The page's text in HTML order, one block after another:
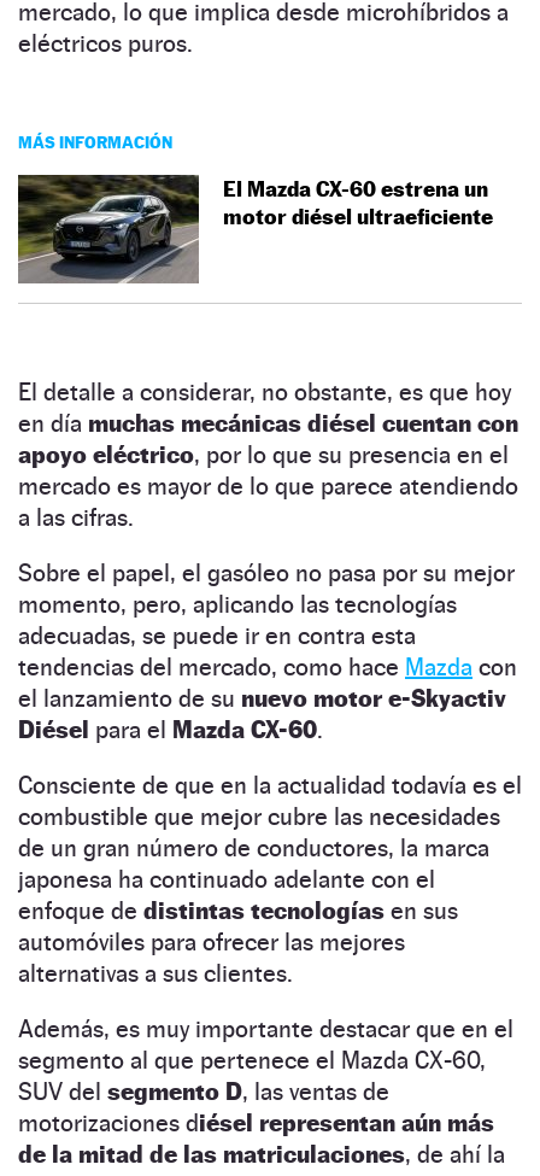
mercado, lo que implica desde microhíbridos a
eléctricos puros.
MÁS INFORMACIÓN
El Mazda CX-60 estrena un
motor diésel ultraeficiente
El detalle a considerar, no obstante, es que hoy
en día muchas mecánicas diésel cuentan con
apoyo eléctrico, por lo que su presencia en el
mercado es mayor de lo que parece atendiendo
a las cifras.
Sobre el papel, el gasóleo no pasa por su mejor
momento, pero, aplicando las tecnologías
adecuadas, se puede ir en contra esta
tendencias del mercado, como hace Mazda con
el lanzamiento de su nuevo motor e-Skyactiv
Diésel para el Mazda CX-60.
Consciente de que en la actualidad todavía es el
combustible que mejor cubre las necesidades
de un gran número de conductores, la marca
japonesa ha continuado adelante con el
enfoque de distintas tecnologías en sus
automóviles para ofrecer las mejores
alternativas a sus clientes.
Además, es muy importante destacar que en el
segmento al que pertenece el Mazda CX-60,
SUV del segmento D, las ventas de
motorizaciones diésel representan aún más
de la mitad de las matriculaciones, de ahí la